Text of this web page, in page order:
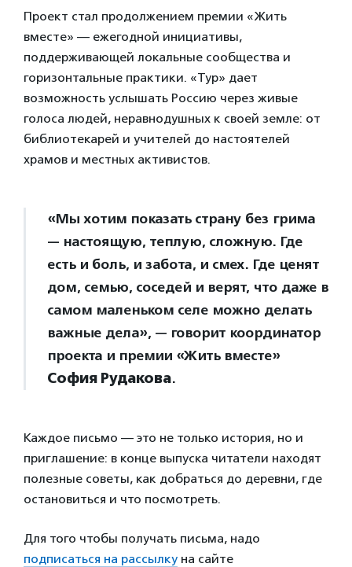
Проект стал продолжением премии «Жить
вместе» — ежегодной инициативы,
поддерживающей локальные сообщества и
горизонтальные практики. «Тур» дает
возможность услышать Россию через живые
голоса людей, неравнодушных к своей земле: от
библиотекарей и учителей до настоятелей
храмов и местных активистов.
«Мы хотим показать страну без грима
— настоящую, теплую, сложную. Где
есть и боль, и забота, и смех. Где ценят
дом, семью, соседей и верят, что даже в
самом маленьком селе можно делать
важные дела», — говорит координатор
проекта и премии «Жить вместе»
София Рудакова.
Каждое письмо — это не только история, но и
приглашение: в конце выпуска читатели находят
полезные советы, как добраться до деревни, где
остановиться и что посмотреть.
Для того чтобы получать письма, надо
подписаться на рассылку на сайте